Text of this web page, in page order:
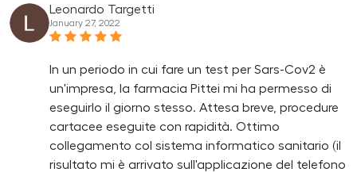
Leonardo Targetti
January 27, 2022
In un periodo in cui fare un test per Sars-Cov2 è
un'impresa, la farmacia Pittei mi ha permesso di
eseguirlo il giorno stesso. Attesa breve, procedure
cartacee eseguite con rapidità. Ottimo
collegamento col sistema informatico sanitario (il
risultato mi è arrivato sull'applicazione del telefono